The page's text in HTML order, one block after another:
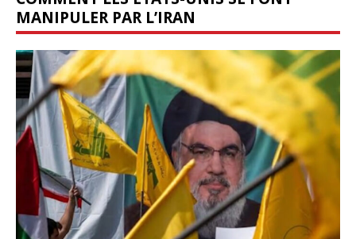
MANIPULER PAR L’IRAN